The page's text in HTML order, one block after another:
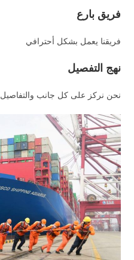
فريق بارع
فريقنا يعمل بشكل أحترافي
نهج التفصيل
نحن نركز على كل جانب والتفاصيل